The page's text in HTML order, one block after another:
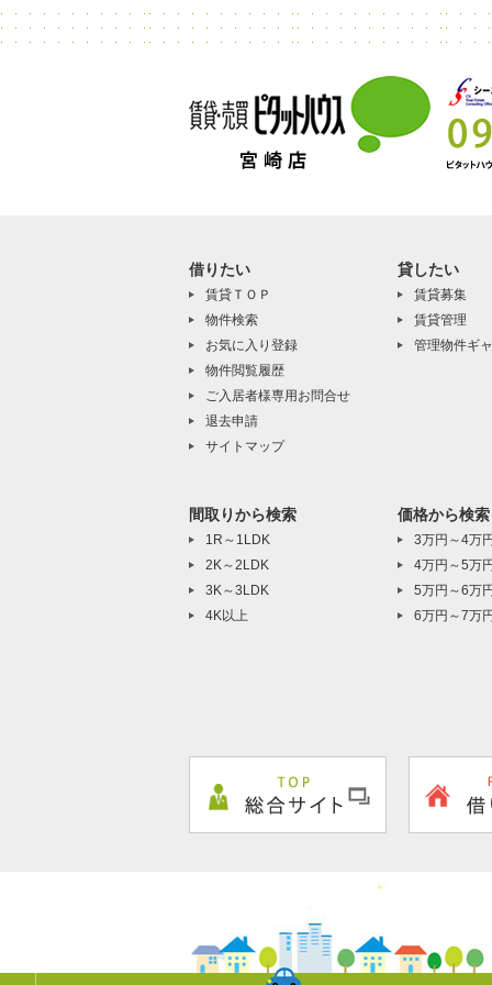
借りたい
賃貸ＴＯＰ
物件検索
お気に入り登録
物件閲覧履歴
ご入居者様専用お問合せ
退去申請
サイトマップ
貸したい
賃貸募集
賃貸管理
管理物件ギ
間取りから検索
1R～1LDK
2K～2LDK
3K～3LDK
4K以上
価格から検索
3万円～4万
4万円～5万
5万円～6万
6万円～7万